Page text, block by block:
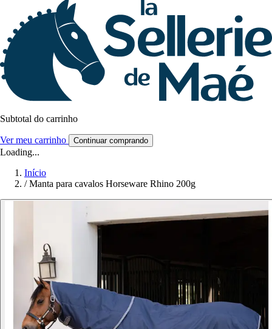
Subtotal do carrinho
Ver meu carrinho Continuar comprando
Loading...
Início
/ Manta para cavalos Horseware Rhino 200g